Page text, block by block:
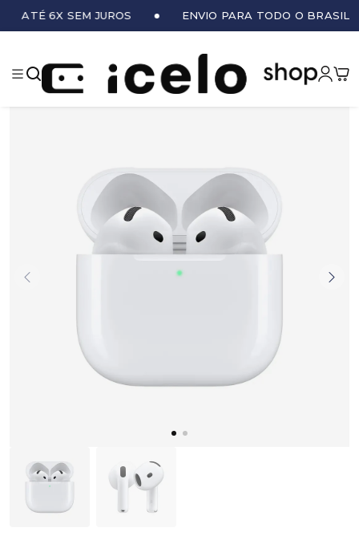
ATÉ 6X SEM JUROS ENVIO PARA TODO O BRASIL